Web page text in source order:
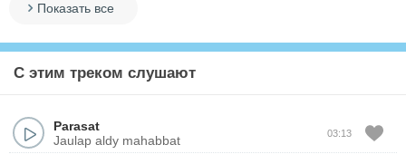
Показать все
С этим треком слушают
Parasat
Jaulap aldy mahabbat
03:13